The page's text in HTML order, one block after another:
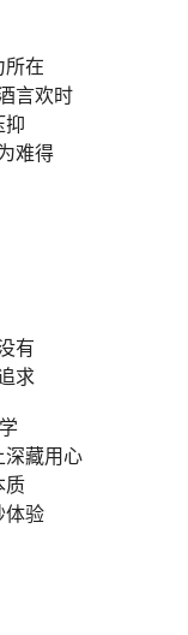
所在
言欢时
抑
难得
有
求
深藏用心
质
体验